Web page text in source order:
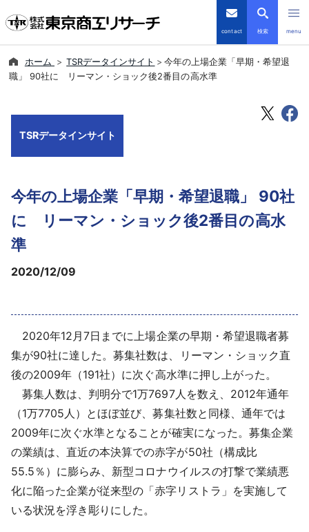
contact 検索 menu
倒産・注目企業情報
会社案内
よくあるご質問
English
ホーム TSRデータインサイト
今年の上場企業「早期・希望退
職」 90社に リーマン・ショック後2番目の高水準
TSRデータインサイト
今年の上場企業「早期・希望退職」 90社
に リーマン・ショック後2番目の高水
準
2020/12/09
2020年12月7日までに上場企業の早期・希望退職者募
集が90社に達した。募集社数は、リーマン・ショック直
後の2009年（191社）に次ぐ高水準に押し上がった。
募集人数は、判明分で1万7697人を数え、2012年通年
（1万7705人）とほぼ並び、募集社数と同様、通年では
2009年に次ぐ水準となることが確実になった。募集企業
の業績は、直近の本決算での赤字が50社（構成比
55.5％）に膨らみ、新型コロナウイルスの打撃で業績悪
化に陥った企業が従来型の「赤字リストラ」を実施して
いる状況を浮き彫りにした。